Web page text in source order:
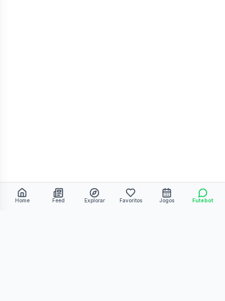
Home Feed Explorar Favoritos Jogos Futebot